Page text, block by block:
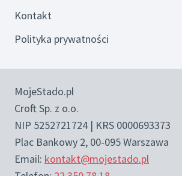
Kontakt
Polityka prywatności
MojeStado.pl
Croft Sp. z o.o.
NIP 5252721724 | KRS 0000693373
Plac Bankowy 2, 00-095 Warszawa
Email: kontakt@mojestado.pl